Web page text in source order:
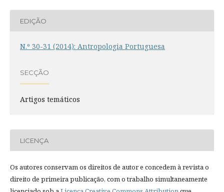
EDIÇÃO
N.º 30-31 (2014): Antropologia Portuguesa
SECÇÃO
Artigos temáticos
LICENÇA
Os autores conservam os direitos de autor e concedem à revista o
direito de primeira publicação, com o trabalho simultaneamente